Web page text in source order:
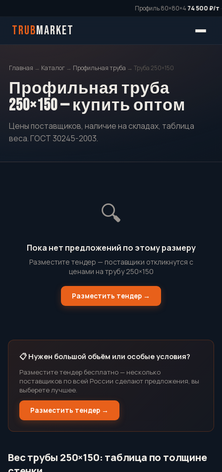
Профиль 80×80×474 500 ₽/т·
TRUBMARKET
Главная → Каталог → Профильная труба → Труба 250×150
Профильная труба
250×150 — купить оптом
Цены поставщиков, наличие на складах, таблица
веса. ГОСТ 30245-2003.
🔍
Пока нет предложений по этому размеру
Разместите тендер — поставщики откликнутся с
ценами на трубу 250×150
Разместить тендер →
📋 Нужен большой объём или особые условия?
Разместите тендер бесплатно — несколько
поставщиков по всей России сделают предложения, вы
выберете лучшее.
Разместить тендер →
Вес трубы 250×150: таблица по толщине